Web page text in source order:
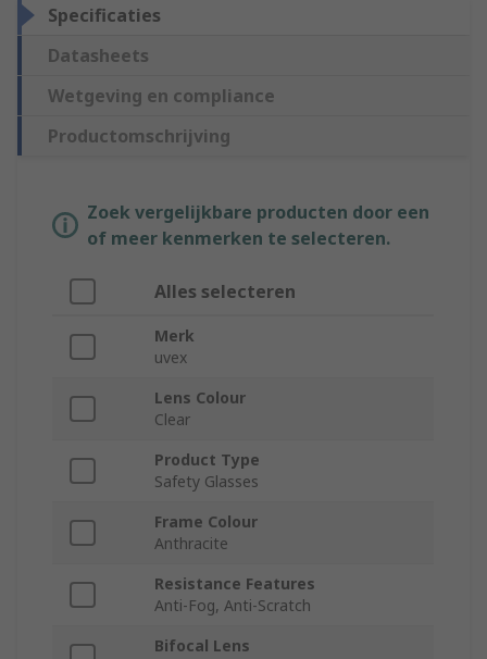
Specificaties
Datasheets
Wetgeving en compliance
Productomschrijving
Zoek vergelijkbare producten door een
of meer kenmerken te selecteren.
Alles selecteren
Merk
uvex
Lens Colour
Clear
Product Type
Safety Glasses
Frame Colour
Anthracite
Resistance Features
Anti-Fog, Anti-Scratch
Bifocal Lens